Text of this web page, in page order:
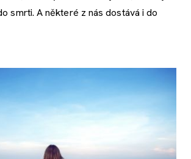
smrti. A některé z nás dostává i do